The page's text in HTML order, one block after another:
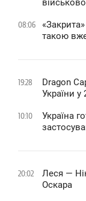
08:06
такою
19:28
Dragon
України у
10:10
Україна
20:02
Леся —
Оскара